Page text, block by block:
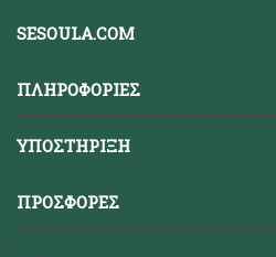
SESOULA.COM
ΠΛΗΡΟΦΟΡΊΕΣ
ΥΠΟΣΤΉΡΙΞΗ
ΠΡΟΣΦΟΡΈΣ